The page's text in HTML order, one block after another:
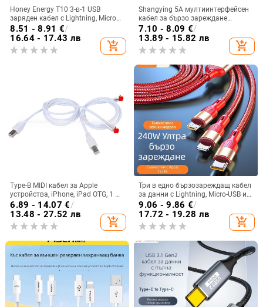
Honey Energy T10 3-в-1 USB
заряден кабел с Lightning, Micro
USB и Type-C – бързо зареждане
до 65W, PVC
8.51 - 8.91 €/
16.64 - 17.43 лв
add_shopping_cart
Shangying 5A мултиинтерфейсен
кабел за бързо зареждане
(Lightning, Micro USB, USB-C)
дължина 1–2 м
7.10 - 8.09 €/
13.89 - 15.82 лв
add_shopping_cart
Type-B MIDI кабел за Apple
устройства, iPhone, iPad OTG, 1 м,
свързване към електрическо
пиано
6.89 - 14.07 €/
13.48 - 27.52 лв
add_shopping_cart
Три в едно бързозареждащ кабел
за данни с Lightning, Micro-USB и
Type-C – 240W макс, съвместим с
Apple, Huawei, Oppo, Xiaomi и Vivo
9.06 - 9.86 €/
17.72 - 19.28 лв
add_shopping_cart